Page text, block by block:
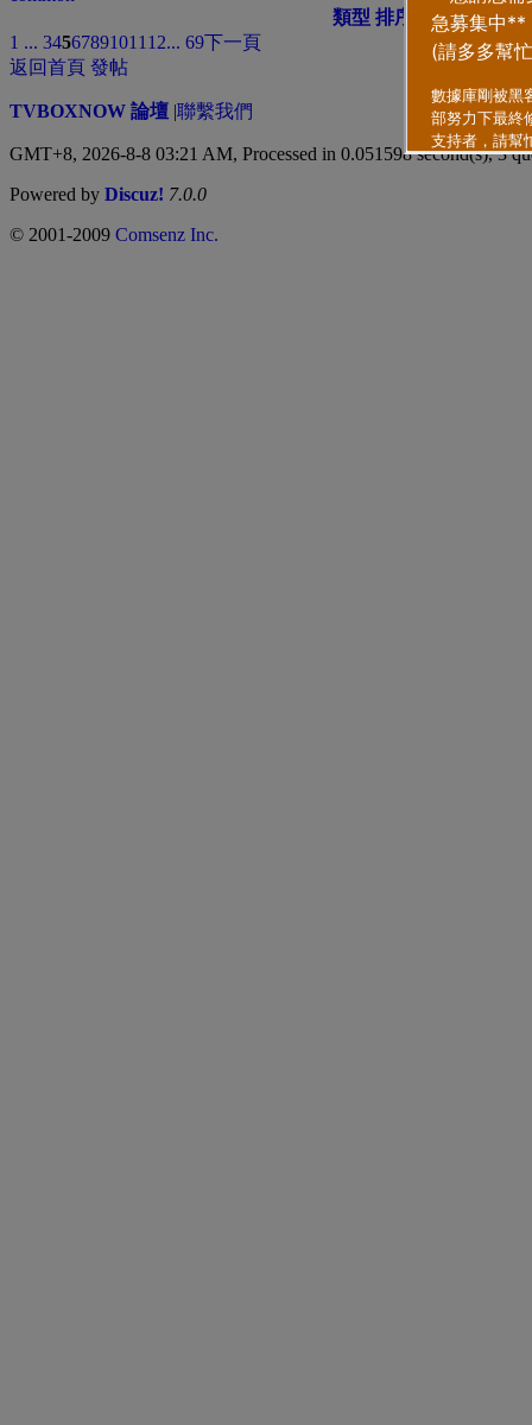
類型 排序方式
1 ... 34567891011 12... 69下一頁
返回首頁 發帖
TVBOXNOW 論壇 |聯繫我們
GMT+8, 2026-8-8 03:21 AM, Processed in 0.051598 second(s), 3
Powered by Discuz! 7.0.0
© 2001-2009 Comsenz Inc.